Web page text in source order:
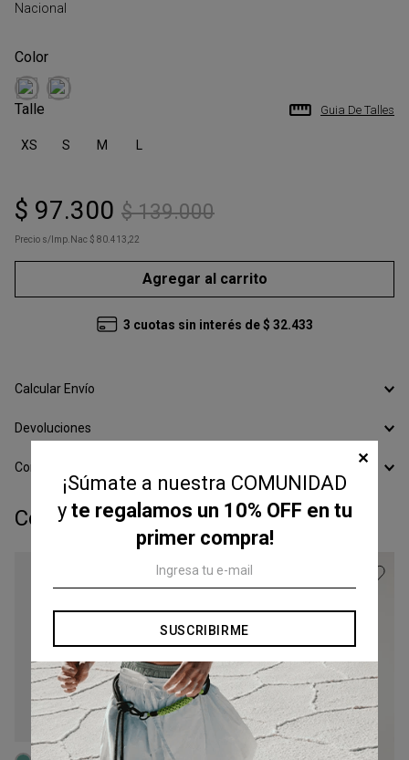
Nacional
Talle
XS S M
Guia De Talles
$ 97.300 $ 139.000
Precio s/Imp.Nac $ 80.413,22
Agregar al carrito
3 cuotas sin interés de$ 32.433
Calcular Envío
Devoluciones
Conocer todos los Medios de Pago
Completá tu look:
Talle
¡Súmate a nuestra COMUNIDAD
y te regalamos un 10% OFF en tu
primer compra!
SUSCRIBIRME
✕